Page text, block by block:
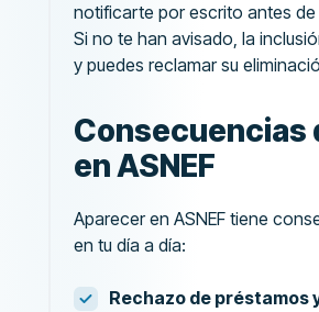
notificarte por escrito antes de
Si no te han avisado, la
y puedes reclamar su
Consecuencias
en ASNEF
Aparecer en ASNEF tiene
en tu día a día:
Rechazo de préstamos